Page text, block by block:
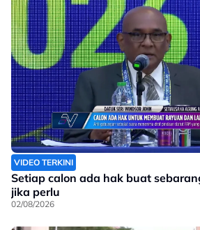
VIDEO TERKINI
Setiap calon ada hak buat
jika perlu
02/08/2026